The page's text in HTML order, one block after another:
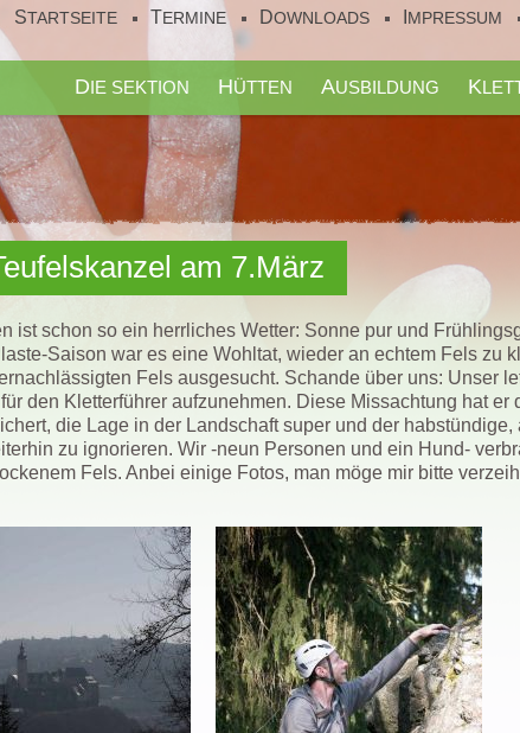
STARTSEITE TERMINE DOWNLOADS IMPRESSUM
DIE SEKTION HÜTTEN AUSBILDUNG
am 7.März
ist schon so ein herrliches Wetter: Sonne pur und
Saison war es eine Wohltat, wieder an echtem Fels zu
Fels ausgesucht. Schande über uns: Unser
den Kletterführer aufzunehmen. Diese Missachtung hat er
die Lage in der Landschaft super und der
zu ignorieren. Wir -neun Personen und ein Hund-
Fels. Anbei einige Fotos, man möge mir bitte